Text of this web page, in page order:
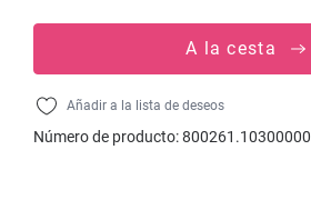
A la cesta
Añadir a la lista de deseos
Número de producto:800261.10300000